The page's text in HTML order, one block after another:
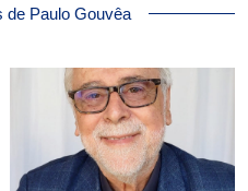
de Paulo Gouvêa